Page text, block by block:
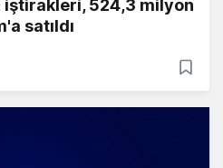
iştirakleri, 524,3 milyon
satıldı